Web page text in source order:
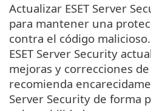
Actualizar ESET Server
para mantener una
contra el código
ESET Server Security
mejoras y correcciones
recomienda
Server Security de forma